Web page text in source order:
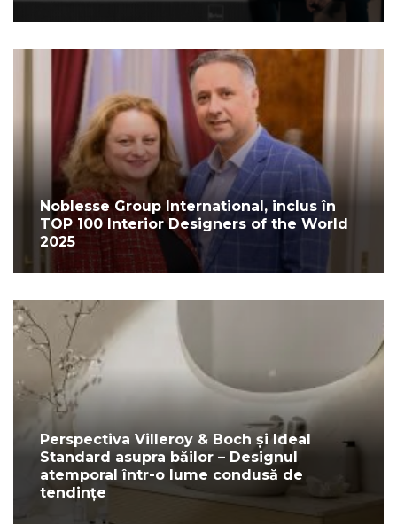
Noblesse Group International, inclus în
TOP 100 Interior Designers of the World
2025
Perspectiva Villeroy & Boch și Ideal
Standard asupra băilor – Designul
atemporal într-o lume condusă de
tendințe